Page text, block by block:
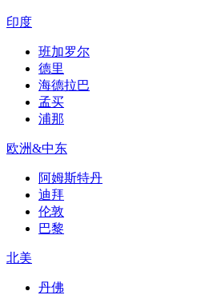
印度
班加罗尔
德里
海德拉巴
孟买
浦那
欧洲&中东
阿姆斯特丹
迪拜
伦敦
巴黎
北美
丹佛